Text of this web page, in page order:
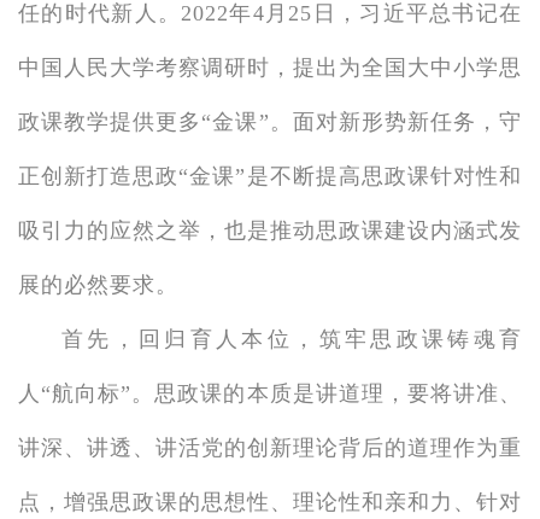
任的时代新人。2022年4月25日，习近平总书记在
中国人民大学考察调研时，提出为全国大中小学思
政课教学提供更多“金课”。面对新形势新任务，守
正创新打造思政“金课”是不断提高思政课针对性和
吸引力的应然之举，也是推动思政课建设内涵式发
展的必然要求。
首先，回归育人本位，筑牢思政课铸魂育
人“航向标”。思政课的本质是讲道理，要将讲准、
讲深、讲透、讲活党的创新理论背后的道理作为重
点，增强思政课的思想性、理论性和亲和力、针对